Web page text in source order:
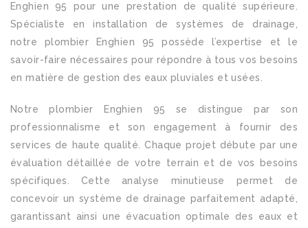
Enghien 95 pour une prestation de qualité supérieure.
Spécialiste en installation de systèmes de drainage,
notre plombier Enghien 95 possède l’expertise et le
savoir-faire nécessaires pour répondre à tous vos besoins
en matière de gestion des eaux pluviales et usées.
Notre plombier Enghien 95 se distingue par son
professionnalisme et son engagement à fournir des
services de haute qualité. Chaque projet débute par une
évaluation détaillée de votre terrain et de vos besoins
spécifiques. Cette analyse minutieuse permet de
concevoir un système de drainage parfaitement adapté,
garantissant ainsi une évacuation optimale des eaux et